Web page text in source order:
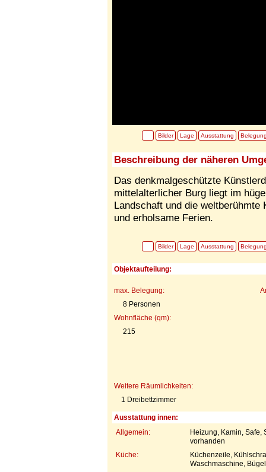
Bilder Lage Ausstattung
Beschreibung der näheren
Das denkmalgeschützte
mittelalterlicher Burg liegt im
Landschaft und die weltberühmte
und erholsame Ferien.
Bilder Lage Ausstattung
Objektaufteilung:
max. Belegung:
8 Personen
Wohnfläche (qm):
215
Weitere Räumlichkeiten:
1 Dreibettzimmer
Ausstattung innen:
Allgemein:
Heizung, Kamin, Safe,
vorhanden
Küche:
Küchenzeile,
Waschmaschine,